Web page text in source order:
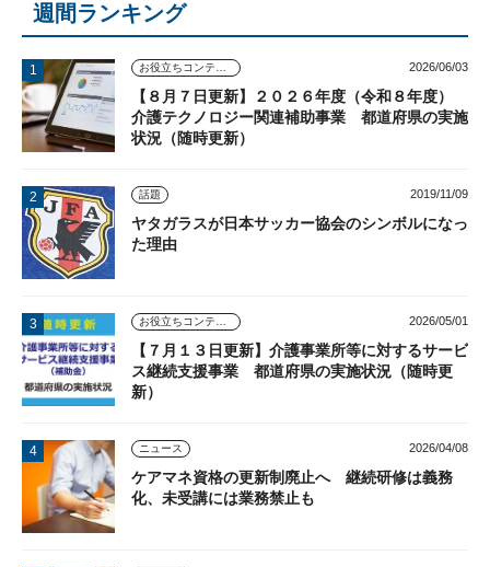
週間ランキング
お役立ちコンテンツ 2026/06/03
【８月７日更新】２０２６年度（令和８年度）
介護テクノロジー関連補助事業 都道府県の実施
状況（随時更新）
話題 2019/11/09
ヤタガラスが日本サッカー協会のシンボルになっ
た理由
お役立ちコンテンツ 2026/05/01
【７月１３日更新】介護事業所等に対するサービ
ス継続支援事業 都道府県の実施状況（随時更
新）
ニュース 2026/04/08
ケアマネ資格の更新制廃止へ 継続研修は義務
化、未受講には業務禁止も